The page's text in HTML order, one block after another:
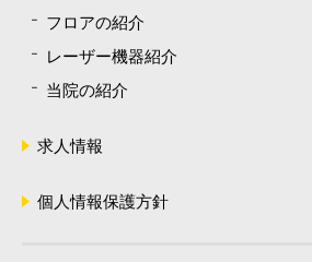
フロアの紹介
レーザー機器紹介
当院の紹介
求人情報
個人情報保護方針